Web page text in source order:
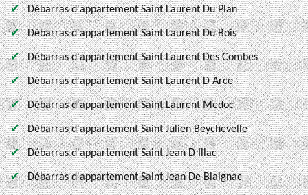
Débarras d'appartement Saint Laurent Du Plan
Débarras d'appartement Saint Laurent Du Bois
Débarras d'appartement Saint Laurent Des Combes
Débarras d'appartement Saint Laurent D Arce
Débarras d'appartement Saint Laurent Medoc
Débarras d'appartement Saint Julien Beychevelle
Débarras d'appartement Saint Jean D Illac
Débarras d'appartement Saint Jean De Blaignac